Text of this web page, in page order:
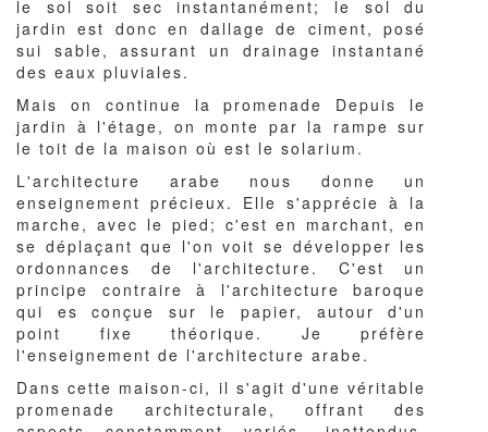
le sol soit sec instantanément; le sol du
jardin est donc en dallage de ciment, posé
sui sable, assurant un drainage instantané
des eaux pluviales.
Mais on continue la promenade Depuis le
jardin à l'étage, on monte par la rampe sur
le toit de la maison où est le solarium.
L'architecture arabe nous donne un
enseignement précieux. Elle s'apprécie à la
marche, avec le pied; c'est en marchant, en
se déplaçant que l'on voit se développer les
ordonnances de l'architecture. C'est un
principe contraire à l'architecture baroque
qui es conçue sur le papier, autour d'un
point fixe théorique. Je préfère
l'enseignement de l'architecture arabe.
Dans cette maison-ci, il s'agit d'une véritable
promenade architecturale, offrant des